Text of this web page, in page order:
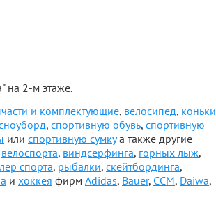
на 2-м этаже.
и комплектующие, велосипед, коньки
, спортивную обувь, спортивную
или спортивную сумкуа также другие
велоспорта, виндсерфинга, горных лыж,
спорта, рыбалки, скейтбординга,
и хоккея фирм Adidas, Bauer, CCM, Daiwa,